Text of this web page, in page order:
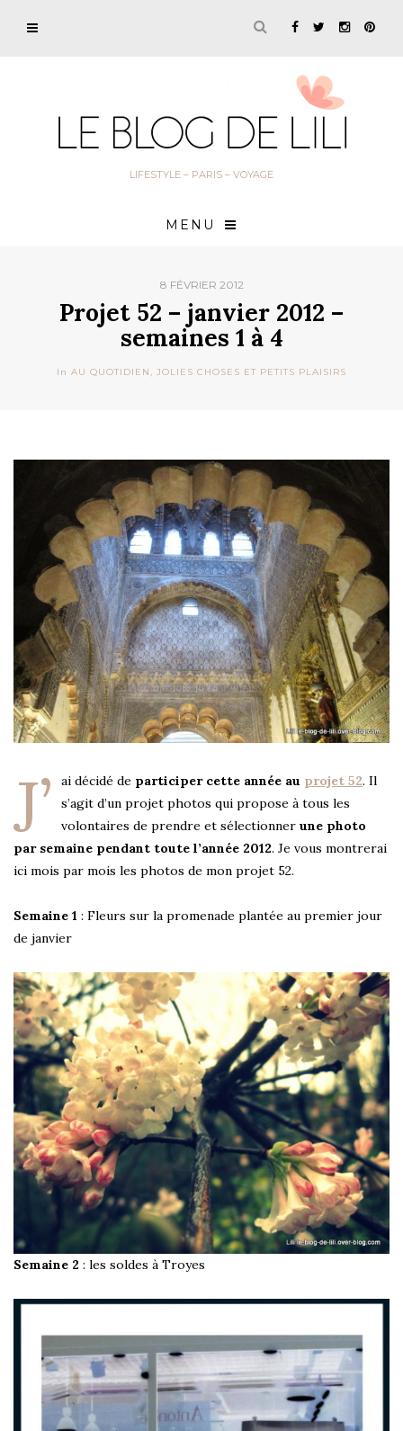
LIFESTYLE – PARIS – VOYAGE
MENU
8 FÉVRIER 2012
Projet 52 – janvier 2012 –
semaines 1 à 4
In AU QUOTIDIEN, JOLIES CHOSES ET PETITS PLAISIRS
J’ ai décidé de participer cette année au projet 52. Il
s’agit d’un projet photos qui propose à tous les
volontaires de prendre et sélectionner une photo
par semaine pendant toute l’année 2012. Je vous montrerai
ici mois par mois les photos de mon projet 52.
Semaine 1 : Fleurs sur la promenade plantée au premier jour
de janvier
Semaine 2 : les soldes à Troyes